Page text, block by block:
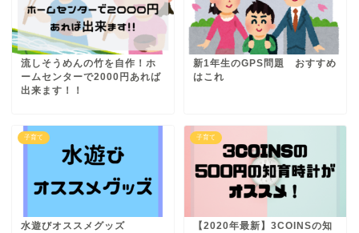
流しそうめんの竹を自作！ホ
ームセンターで2000円あれば
出来ます！！
新1年生のGPS問題 おすすめ
はこれ
子育て
水遊びオススメグッズ
子育て
【2020年最新】3COINSの知